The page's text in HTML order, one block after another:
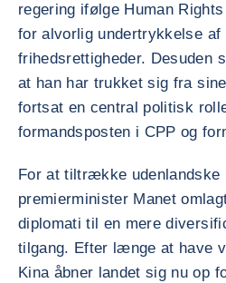
regering ifølge Human
for alvorlig undertrykkelse af
frihedsrettigheder. Desuden
at han har trukket sig fra
fortsat en central politisk
formandsposten i CPP og
For at tiltrække udenlandske
premierminister Manet
diplomati til en mere
tilgang. Efter længe at have
Kina åbner landet sig nu op